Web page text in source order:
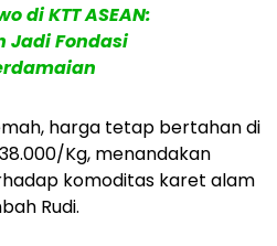
di KTT ASEAN:
Jadi Fondasi
harga tetap bertahan di
Kg, menandakan
komoditas karet alam
Rudi.